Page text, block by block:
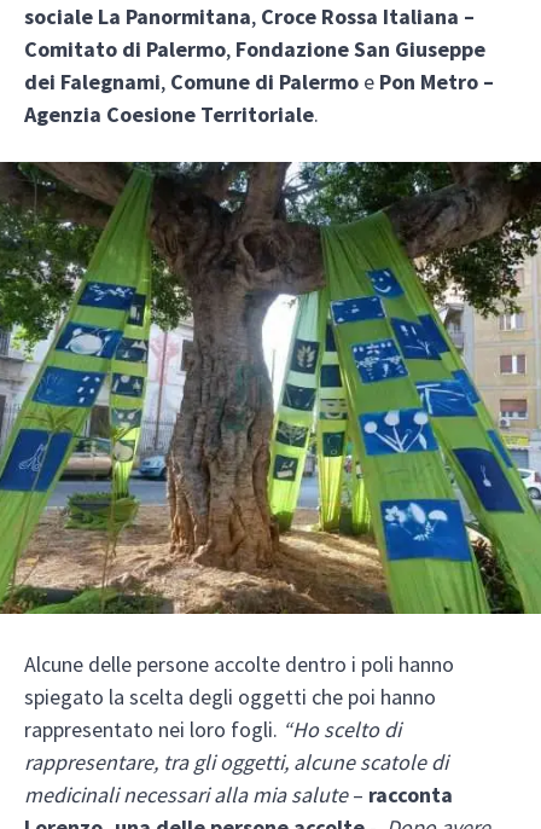
sociale La Panormitana, Croce Rossa Italiana –
Comitato di Palermo, Fondazione San Giuseppe
dei Falegnami, Comune di Palermo e Pon Metro –
Agenzia Coesione Territoriale.
Alcune delle persone accolte dentro i poli hanno
spiegato la scelta degli oggetti che poi hanno
rappresentato nei loro fogli. “Ho scelto di
rappresentare, tra gli oggetti, alcune scatole di
medicinali necessari alla mia salute– racconta